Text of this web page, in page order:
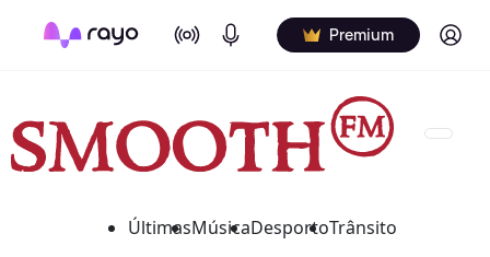
On Air Podcasts Premium Log in
ÚltimasMúsicaDesportoTrânsito